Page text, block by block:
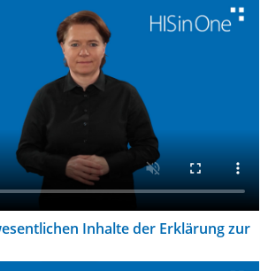
Inhalte der Erklärung zur